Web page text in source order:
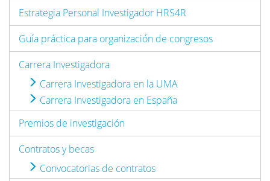
Estrategia Personal Investigador HRS4R
Guía práctica para organización de congresos
Carrera Investigadora
Carrera Investigadora en la UMA
Carrera Investigadora en España
Premios de investigación
Contratos y becas
Convocatorias de contratos